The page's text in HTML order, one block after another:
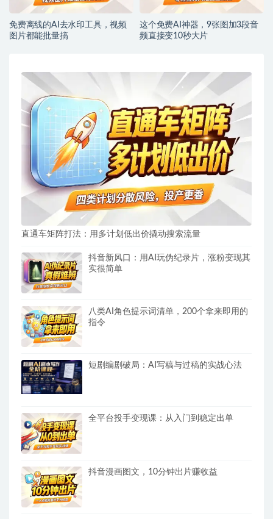
免费离线的AI去水印工具，视频
图片都能批量搞
这个免费AI神器，9张图加3段音
频直接变10秒大片
直通车矩阵打法：用多计划低出价撬动搜索流量
抖音新风口：用AI玩伪纪录片，涨粉变现其
实很简单
八类AI角色提示词清单，200个拿来即用的
指令
短剧编剧破局：AI写稿与过稿的实战心法
全平台投手变现课：从入门到稳定出单
抖音漫画图文，10分钟出片赚收益